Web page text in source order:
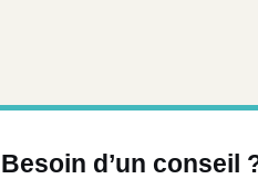
Besoin d’un conseil